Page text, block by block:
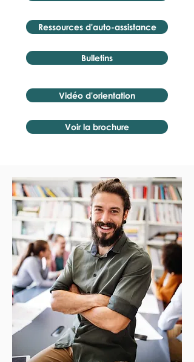
Ressources d'auto-assistance
Bulletins
Vidéo d'orientation
Voir la brochure